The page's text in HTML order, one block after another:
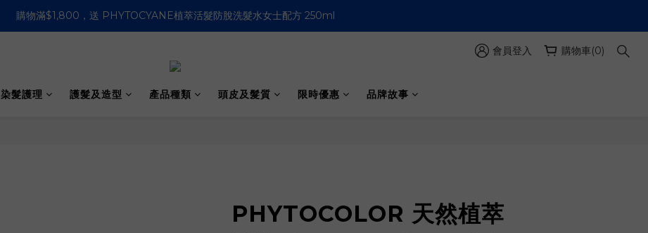
購物滿HK$500即免運費 (香港適用）
購物滿$1,800，送 PHYTOCYANE植萃活髮防脫洗髮水女士配方 250ml
會員登入 購物車(0)
染髮護理 護髮及造型 產品種類 頭皮及髮質 限時優惠 品牌故事
PHYTOCOLOR 天然植萃